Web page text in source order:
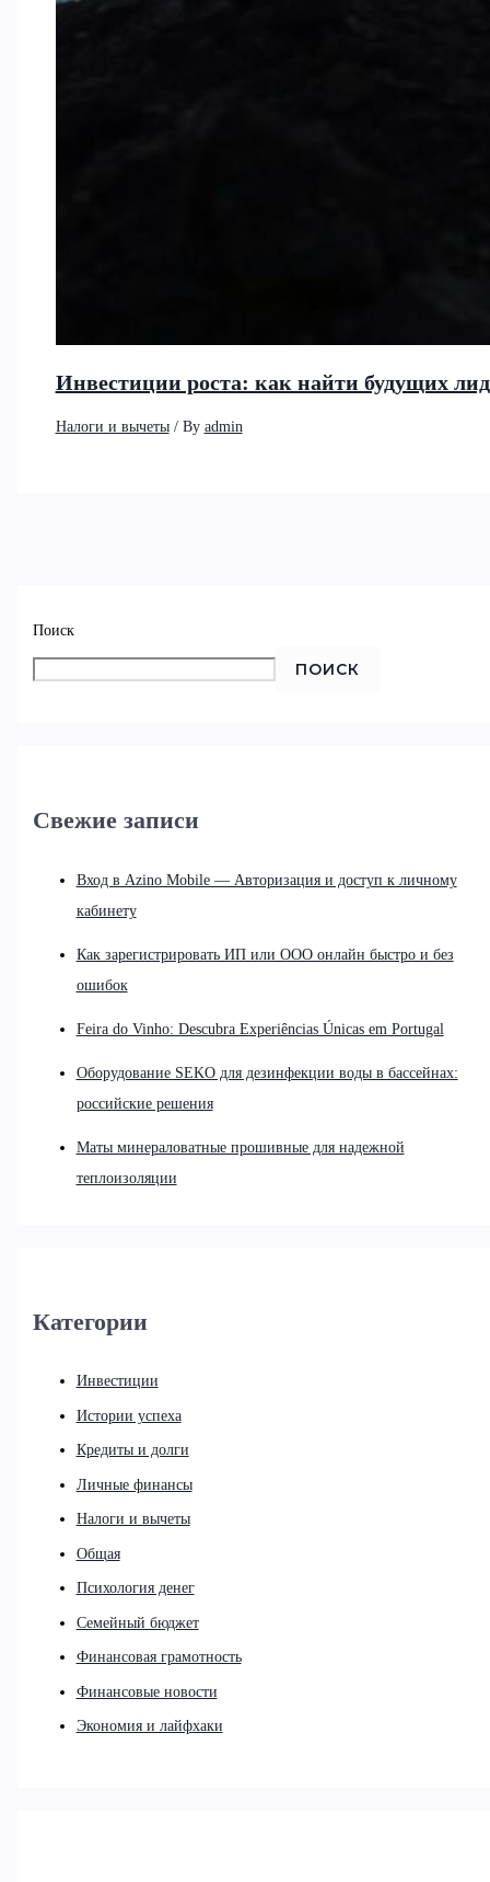
Поиск
ПОИСК
Свежие записи
Вход в Azino Mobile — Авторизация и доступ к личному
кабинету
Как зарегистрировать ИП или ООО онлайн быстро и без
ошибок
Feira do Vinho: Descubra Experiências Únicas em Portugal
Оборудование SEKO для дезинфекции воды в бассейнах:
российские решения
Маты минераловатные прошивные для надежной
теплоизоляции
Категории
Инвестиции
Истории успеха
Кредиты и долги
Личные финансы
Налоги и вычеты
Общая
Психология денег
Семейный бюджет
Финансовая грамотность
Финансовые новости
Экономия и лайфхаки
Инвестиции роста: как найти будущих
Налоги и вычеты/ By admin